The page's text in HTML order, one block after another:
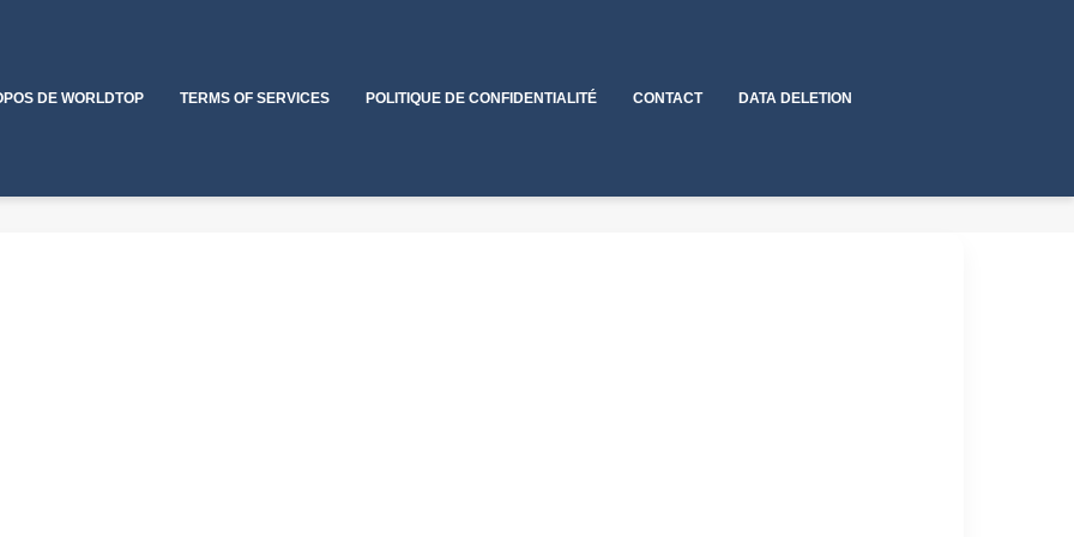
DE WORLDTOP TERMS OF SERVICES POLITIQUE DE CONFIDENTIALITÉ CONTACT DATA DELETION